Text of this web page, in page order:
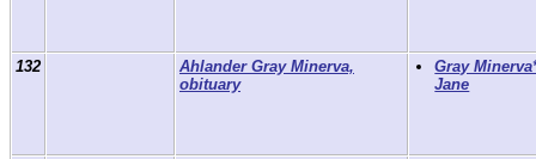
132
Ahlander Gray Minerva,
obituary
Gray
Jane